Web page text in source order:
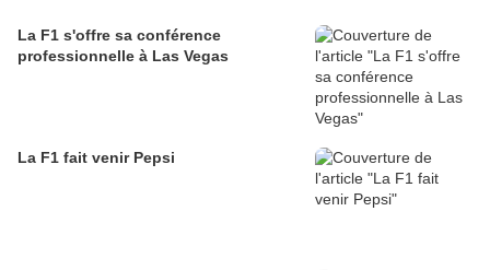
La F1 s'offre sa conférence
professionnelle à Las Vegas
La F1 fait venir Pepsi